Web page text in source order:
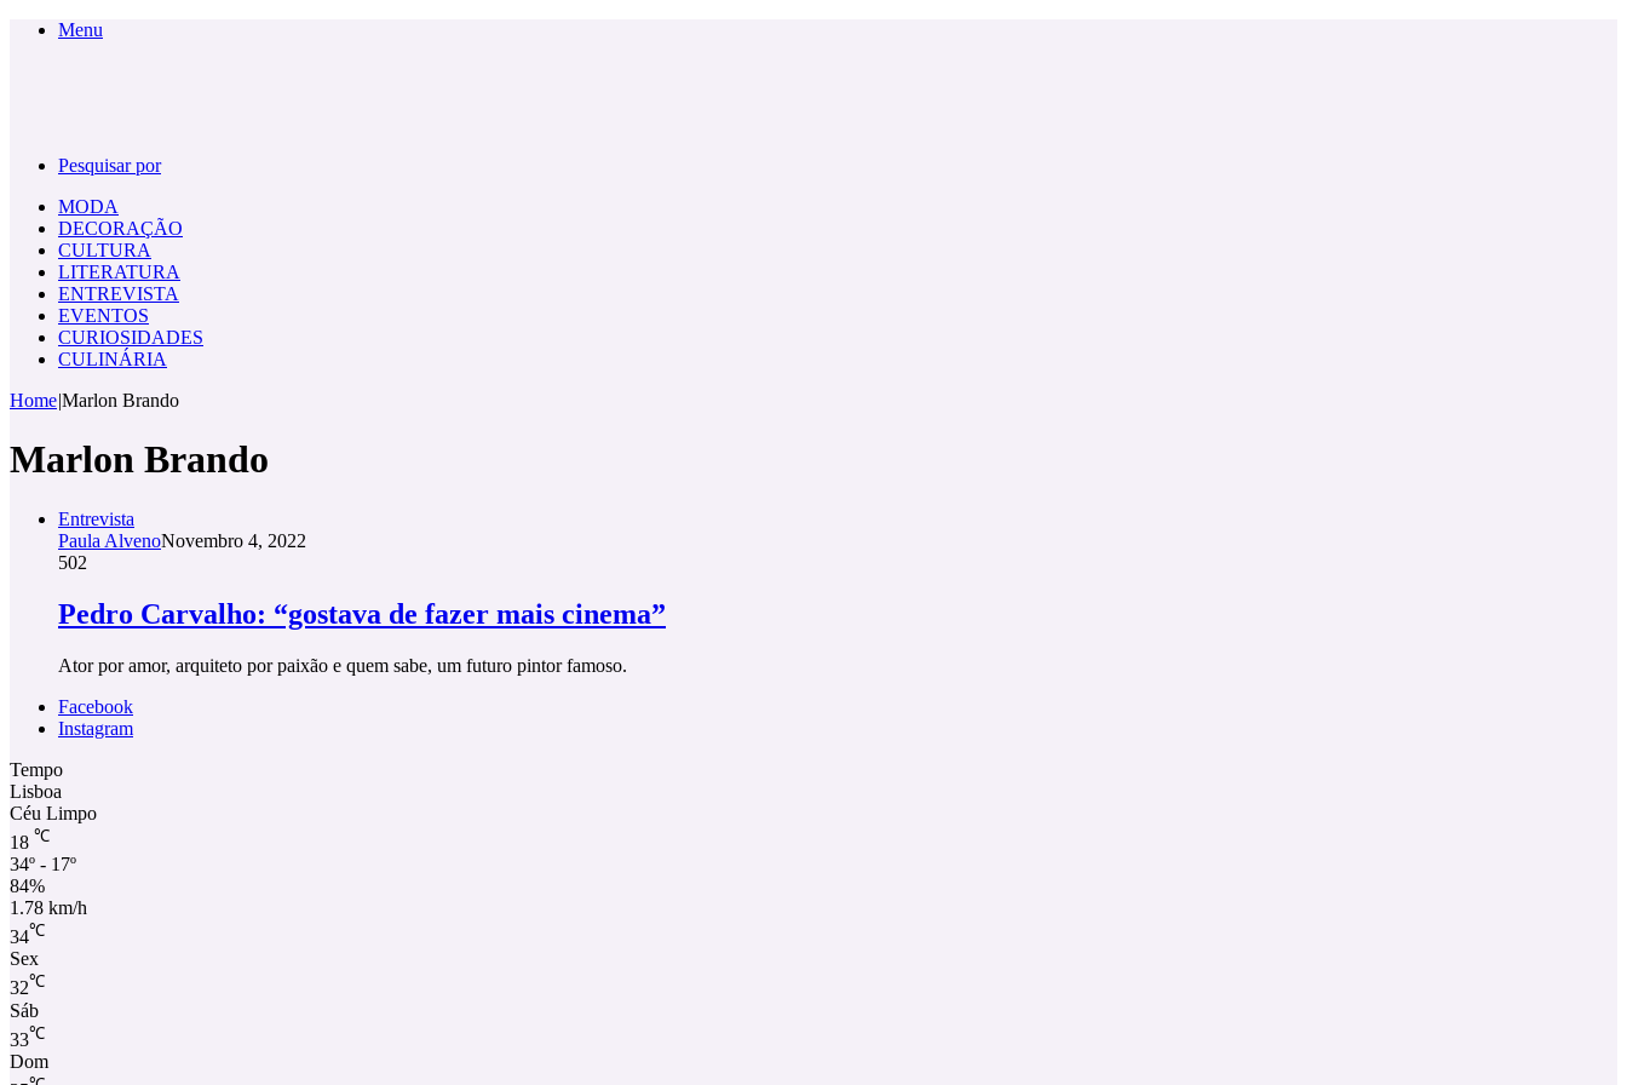
Menu
Pesquisar por
MODA
DECORAÇÃO
CULTURA
LITERATURA
ENTREVISTA
EVENTOS
CURIOSIDADES
CULINÁRIA
Home|Marlon Brando
Marlon Brando
Entrevista
Paula AlvenoNovembro 4, 2022
502
Pedro Carvalho: “gostava de fazer mais cinema”
Ator por amor, arquiteto por paixão e quem sabe, um futuro pintor famoso.
Facebook
Instagram
Tempo
Lisboa
Céu Limpo
18 ℃
34º - 17º
84%
1.78 km/h
34℃
Sex
32℃
Sáb
33℃
Dom